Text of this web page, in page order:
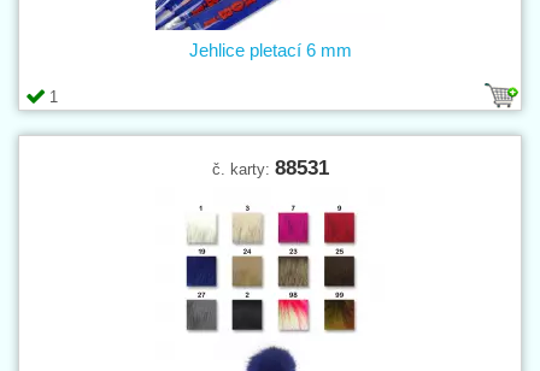
1
Jehlice pletací 6 mm
č. karty: 88531